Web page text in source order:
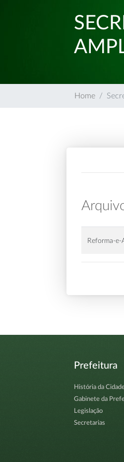
Home
Reforma-
Prefeitura
História da
Gabinete da
Legislação
Secretarias